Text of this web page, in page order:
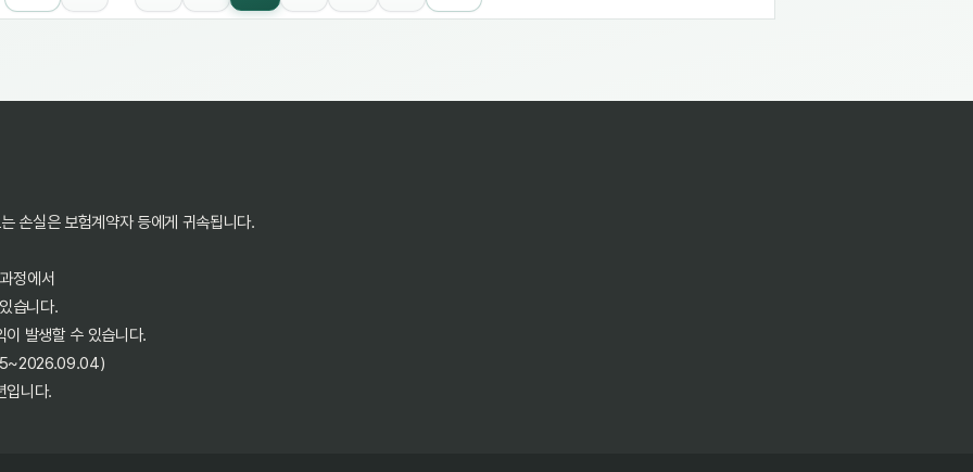
손실은 보험계약자 등에게 귀속됩니다.
정에서
습니다.
발생할 수 있습니다.
입니다.